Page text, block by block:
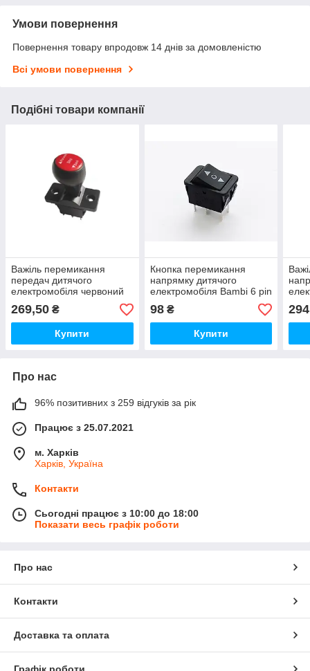
Умови повернення
Повернення товару впродовж 14 днів за домовленістю
Всі умови повернення
Подібні товари компанії
Важіль перемикання
передач дитячого
електромобіля червоний
на шурупах 6 контактів
269,50 ₴
Купити
Кнопка перемикання
напрямку дитячого
електромобіля Bambi 6 pin
3 положення
98₴
Купити
294
Про нас
96% позитивних з 259 відгуків за рік
Працює з 25.07.2021
м. Харків
Харків, Україна
Контакти
Сьогодні працює з 10:00 до 18:00
Показати весь графік роботи
Про нас
Контакти
Доставка та оплата